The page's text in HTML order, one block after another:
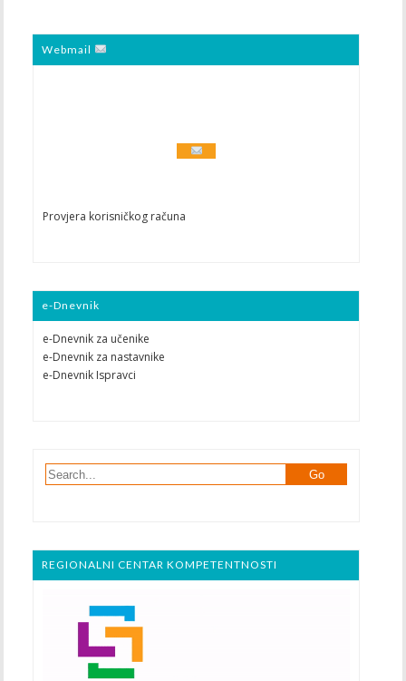
Webmail
Provjera korisničkog računa
e-Dnevnik
e-Dnevnik za učenike
e-Dnevnik za nastavnike
e-Dnevnik Ispravci
REGIONALNI CENTAR KOMPETENTNOSTI